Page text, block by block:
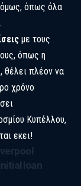
όπως όλα
με τους
όπως η
θέλει πλέον να
χρόνο
Κυπέλλου,
εκει!
loan